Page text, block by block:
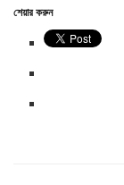
শেয়ার করুন